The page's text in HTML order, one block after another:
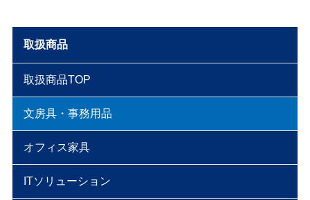
取扱商品
取扱商品TOP
文房具・事務用品
オフィス家具
ITソリューション